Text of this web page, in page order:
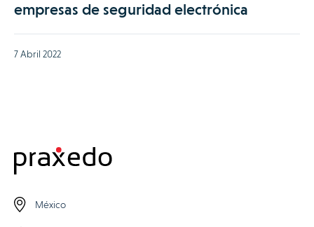
empresas de seguridad electrónica
7 Abril 2022
México